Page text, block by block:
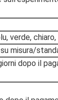
verde,
misura/
dopo il